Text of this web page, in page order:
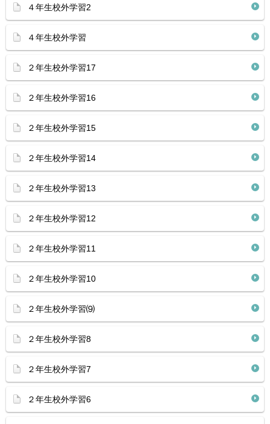
４年生校外学習2
４年生校外学習
２年生校外学習17
２年生校外学習16
２年生校外学習15
２年生校外学習14
２年生校外学習13
２年生校外学習12
２年生校外学習11
２年生校外学習10
２年生校外学習⑼
２年生校外学習8
２年生校外学習7
２年生校外学習6